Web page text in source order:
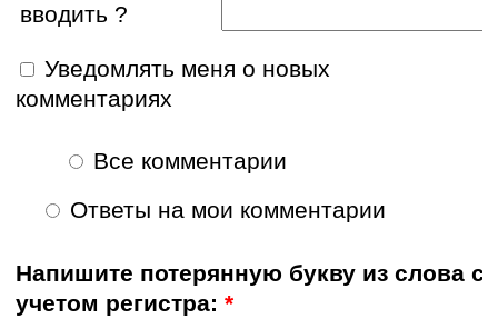
вводить ?
Уведомлять меня о новых
комментариях
Все комментарии
Ответы на мои комментарии
Напишите потерянную букву из слова с
учетом регистра:*